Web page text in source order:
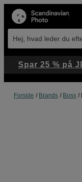
Hej, hvad leder du
Forside Brands Boss
Spar 25 % på